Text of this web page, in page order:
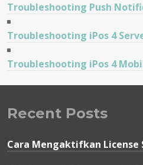
Troubleshooting Push
Troubleshooting iPos 4
Troubleshooting iPos 4
Recent Posts
Cara Mengaktifkan License